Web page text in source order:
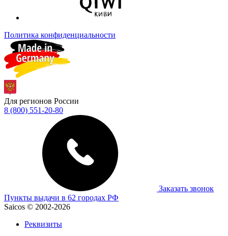
Политика конфиденциальности
Для регионов России
8 (800) 551-20-80
Заказать звонок
Пункты выдачи в 62 городах РФ
Saicos © 2002-2026
Реквизиты